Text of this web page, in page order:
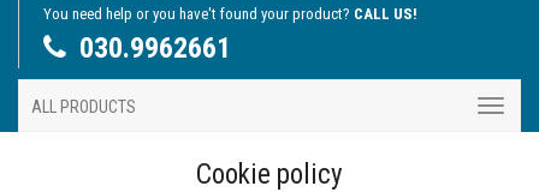
You need help or you have't found your product? CALL US!
030.9962661
ALL PRODUCTS
Cookie policy